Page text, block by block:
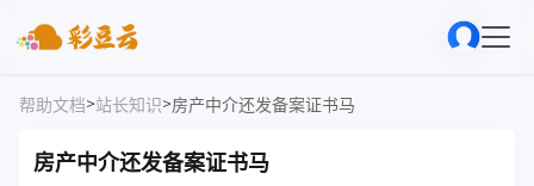
帮助文档>站长知识>房产中介还发备案证书马
房产中介还发备案证书马